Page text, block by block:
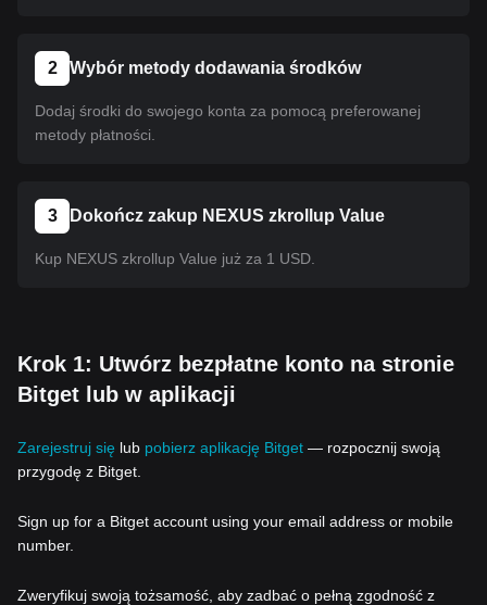
2 Wybór metody dodawania środków
Dodaj środki do swojego konta za pomocą preferowanej
metody płatności.
3 Dokończ zakup NEXUS zkrollup Value
Kup NEXUS zkrollup Value już za 1 USD.
Krok 1: Utwórz bezpłatne konto na stronie
Bitget lub w aplikacji
Zarejestruj się lub pobierz aplikację Bitget — rozpocznij swoją
przygodę z Bitget.
Sign up for a Bitget account using your email address or mobile
number.
Zweryfikuj swoją tożsamość, aby zadbać o pełną zgodność z